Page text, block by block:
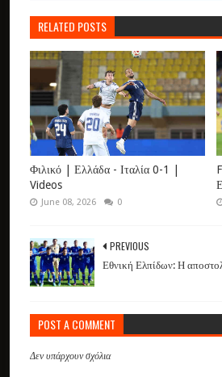
RELATED POSTS
Φιλικό | Ελλάδα - Ιταλία 0-1 |
Videos
June 08, 2026 0
PREVIOUS
Εθνική Ελπίδων: Η
POST A COMMENT
Δεν υπάρχουν σχόλια